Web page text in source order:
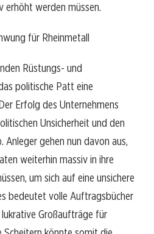
erhöht werden müssen.
für Rheinmetall
Rüstungs- und
politische Patt eine
Erfolg des Unternehmens
Unsicherheit und den
Anleger gehen nun davon aus,
weiterhin massiv in ihre
um sich auf eine unsichere
bedeutet volle Auftragsbücher
Großaufträge für